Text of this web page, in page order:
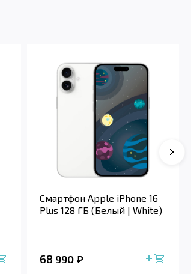
Смартфон Apple iPhone 16
Plus 128 ГБ (Белый | White)
68 990